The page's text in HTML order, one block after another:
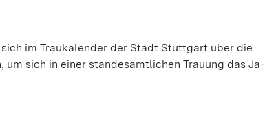
im Traukalender der Stadt Stuttgart über die
sich in einer standesamtlichen Trauung das Ja-